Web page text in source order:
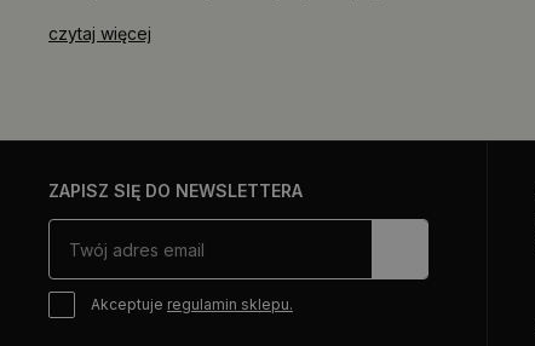
czytaj więcej
ZAPISZ SIĘ DO NEWSLETTERA
Akceptuje regulamin sklepu.